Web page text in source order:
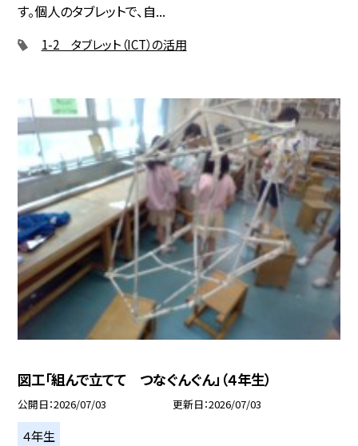
す。個人のタブレットで、自...
1-2 タブレット（ICT）の活用
図工「組んで立てて つなぐんぐん」（４年生）
公開日 2026/07/03 更新日 2026/07/03
４年生